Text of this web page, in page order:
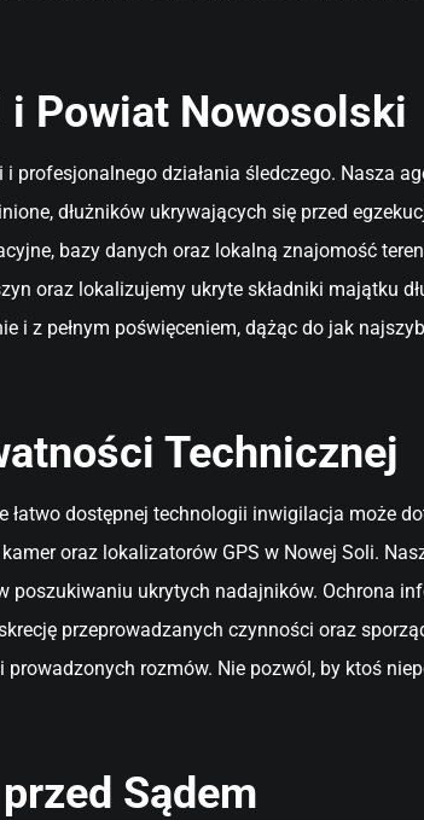
i Powiat Nowosolski
działania śledczego. Nasza
dłużników ukrywających się przed
bazy danych oraz lokalną znajomość
oraz lokalizujemy ukryte składniki majątku
i z pełnym poświęceniem, dążąc do jak
Technicznej
dostępnej technologii inwigilacja może
oraz lokalizatorów GPS w Nowej Soli.
poszukiwaniu ukrytych nadajników. Ochrona
przeprowadzanych czynności oraz
rozmów. Nie pozwól, by ktoś
Sądem